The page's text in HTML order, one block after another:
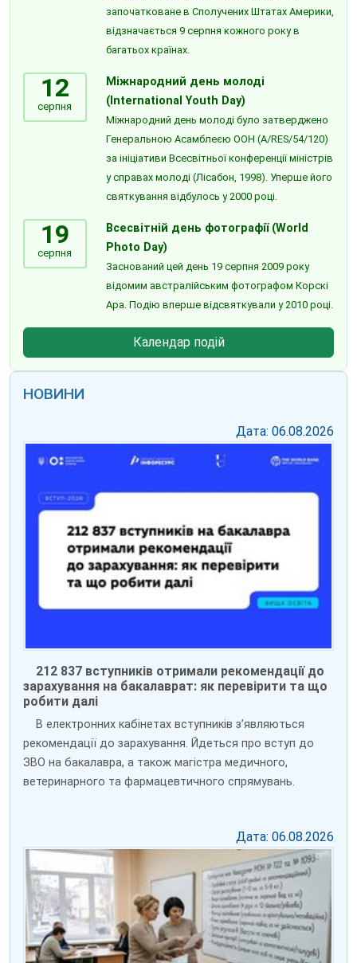
започатковане в Сполучених Штатах Америки,
відзначається 9 серпня кожного року в
багатьох країнах.
12
серпня
Міжнародний день молоді
(International Youth Day)
Міжнародний день молоді було затверджено
Генеральною Асамблеєю ООН (A/RES/54/120)
за ініціативи Всесвітньої конференції міністрів
у справах молоді (Лісабон, 1998). Уперше його
святкування відбулось у 2000 році.
19
серпня
Всесвітній день фотографії (World
Photo Day)
Заснований цей день 19 серпня 2009 року
відомим австралійським фотографом Корскі
Ара. Подію вперше відсвяткували у 2010 році.
Календар подій
НОВИНИ
Дата: 06.08.2026
212 837 вступників отримали рекомендації до
зарахування на бакалаврат: як перевірити та що
робити далі
В електронних кабінетах вступників зʼявляються
рекомендації до зарахування. Йдеться про вступ до
ЗВО на бакалавра, а також магістра медичного,
ветеринарного та фармацевтичного спрямувань.
Дата: 06.08.2026